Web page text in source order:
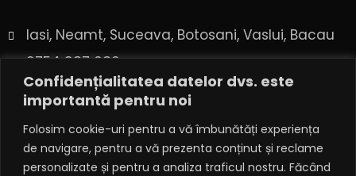
Confidențialitatea datelor dvs. este
importantă pentru noi
Folosim cookie-uri pentru a vă îmbunătăți experiența
de navigare, pentru a vă prezenta conținut și reclame
personalizate și pentru a analiza traficul nostru. Făcând
Iasi, Neamt, Suceava, Botosani, Vaslui, Bacau
0754 987 636
rainbowmagicmirror@gmail.com
Ne gasesti si pe: